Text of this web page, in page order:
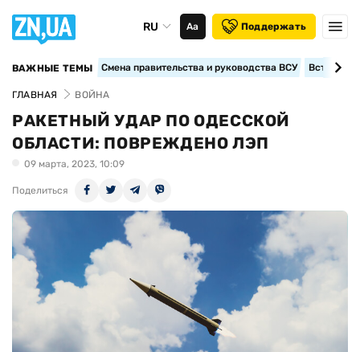
RU Аа Поддержать
ВАЖНЫЕ ТЕМЫ Смена правительства и руководства ВСУ
ГЛАВНАЯ ВОЙНА
РАКЕТНЫЙ УДАР ПО ОДЕССКОЙ
ОБЛАСТИ: ПОВРЕЖДЕНО ЛЭП
09 марта, 2023, 10:09
Поделиться